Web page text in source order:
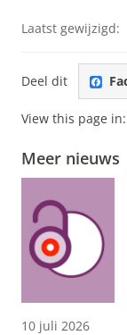
Laatst gewijzigd:
Deel dit
View this page in:
Meer nieuws
10 juli 2026